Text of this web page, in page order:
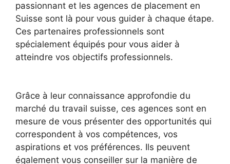
passionnant et les agences de placement en
Suisse sont là pour vous guider à chaque étape.
Ces partenaires professionnels sont
spécialement équipés pour vous aider à
atteindre vos objectifs professionnels.
Grâce à leur connaissance approfondie du
marché du travail suisse, ces agences sont en
mesure de vous présenter des opportunités qui
correspondent à vos compétences, vos
aspirations et vos préférences. Ils peuvent
également vous conseiller sur la manière de